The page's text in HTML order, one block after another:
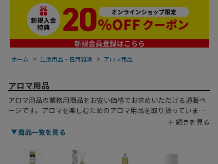
ホーム > 生活用品・日用雑貨 > アロマ用品
アロマ用品
アロマ用品の業務用商品をお安い価格でお求めいただける通販ペ
ージです。アロマを楽しむためのアロマ用品を取り扱っていま
す。こちらではアロマオイル・エッセンシャルオイルやリードデ
ィフューザー、ルームフレグランスなど、豊富なラインナップを
おすすめのおしゃれな容器のリードディフューザーなど幅広い商
品を取り揃えています。お気に入りの香りを見つけて、リラック
商品一覧を見る